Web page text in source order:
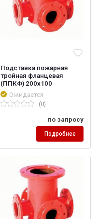
Подставка пожарная
тройная фланцевая
(ППКФ) 200х100
Ожидается
(0)
по запросу
Подробнее